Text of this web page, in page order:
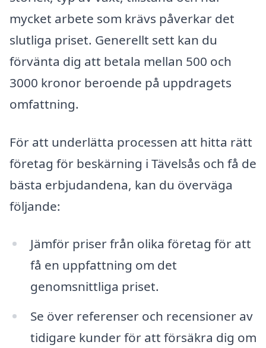
mycket arbete som krävs påverkar det
slutliga priset. Generellt sett kan du
förvänta dig att betala mellan 500 och
3000 kronor beroende på uppdragets
omfattning.
För att underlätta processen att hitta rätt
företag för beskärning i Tävelsås och få de
bästa erbjudandena, kan du överväga
följande:
Jämför priser från olika företag för att
få en uppfattning om det
genomsnittliga priset.
Se över referenser och recensioner av
tidigare kunder för att försäkra dig om